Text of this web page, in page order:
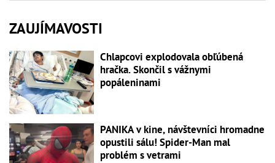
ZAUJÍMAVOSTI
Chlapcovi explodovala obľúbená
hračka. Skončil s vážnymi
popáleninami
PANIKA v kine, návštevníci hromadne
opustili sálu! Spider-Man mal
problém s vetrami